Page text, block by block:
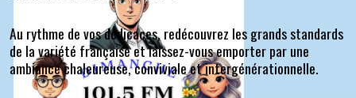
Au rythme de vos dédicaces, redécouvrez les grands standards
de la variété française et laissez-vous emporter par une
ambiance chaleureuse, conviviale et intergénérationnelle.